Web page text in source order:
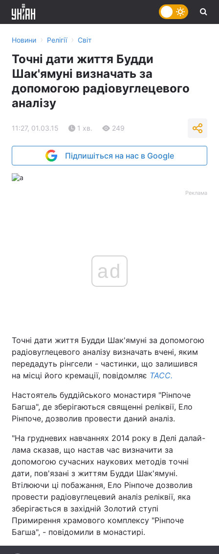
Головна Війна
Україна Політика
Економіка Світ
Спорт Наука
Новини › Релігії › Світ
Точні дати життя Будди
Шак'ямуні визначать за
допомогою радіовуглецевого
аналізу
11:27, 01.03.15 1 хв. 249
Підпишіться на нас в Google
Реклама
ad
Точні дати життя Будди Шак'ямуні за допомогою
радіовуглецевого аналізу визначать вчені, яким
передадуть рінгсели - частинки, що залишився
на місці його кремації, повідомляє ТАСС.
Настоятель буддійського монастиря "Рінпоче
Багша", де зберігаються священні реліквії, Ело
Рінпоче, дозволив провести даний аналіз.
"На грудневих навчаннях 2014 року в Делі далай-
лама сказав, що настав час визначити за
допомогою сучасних наукових методів точні
дати, пов'язані з життям Будди Шак'ямуні.
Втілюючи ці побажання, Ело Рінпоче дозволив
провести радіовуглецевий аналіз реліквії, яка
зберігається в західній Золотий ступі
Примирення храмового комплексу "Рінпоче
Багша", - повідомили в монастирі.